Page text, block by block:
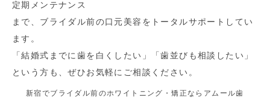
定期メンテナンス
まで、ブライダル前の口元美容をトータルサポートしてい
ます。
「結婚式までに歯を白くしたい」「歯並びも相談したい」
という方も、ぜひお気軽にご相談ください。
新宿でブライダル前のホワイトニング・矯正ならアムール歯